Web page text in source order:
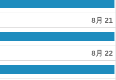
8月 21
8月 22